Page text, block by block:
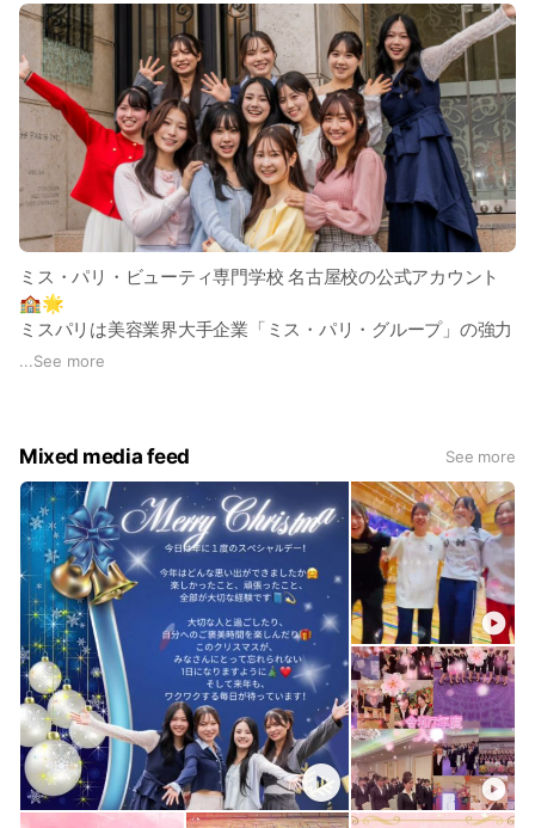
ミス・パリ・ビューティ専門学校 名古屋校の公式アカウント
🏫🌟
ミスパリは美容業界大手企業「ミス・パリ・グループ」の強力
バックアップ校！
「友だち追加」して、イベント情報や入試情報など、気になる
情報をタイムリーに受け取ったり、入試委員と個別にやり取り
しましょう🤗
...See more
Mixed media feed See more